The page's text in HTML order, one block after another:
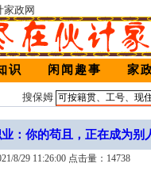
家政网
识 闲闻趣事 家
搜保姆
：你的苟且，正在成为别
8/29 11:26:00 点击量：14738